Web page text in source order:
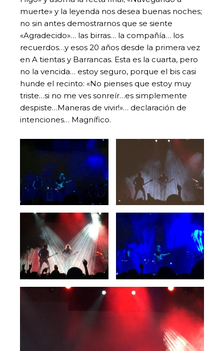
muerte» y la leyenda nos desea buenas noches;
no sin antes demostrarnos que se siente
«Agradecido»… las birras… la compañía… los
recuerdos…y esos 20 años desde la primera vez
en A tientas y Barrancas. Esta es la cuarta, pero
no la vencida… estoy seguro, porque el bis casi
hunde el recinto: «No pienses que estoy muy
triste…si no me ves sonreír…es simplemente
despiste…Maneras de vivir!»… declaración de
intenciones… Magnífico.